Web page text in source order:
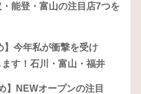
能登・富山の注目店7つを
】今年私が衝撃を受け
す！石川・富山・福井
】NEWオープンの注目